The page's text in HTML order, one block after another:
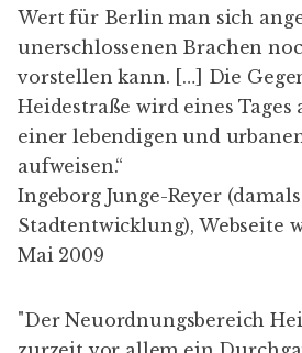
Wert für Berlin man sich
unerschlossenen Brachen
vorstellen kann. […] Die
Heidestraße wird eines Tages
einer lebendigen und
aufweisen.“
Ingeborg Junge-Reyer
Stadtentwicklung), Webseite
Mai 2009
"Der Neuordnungsbereich